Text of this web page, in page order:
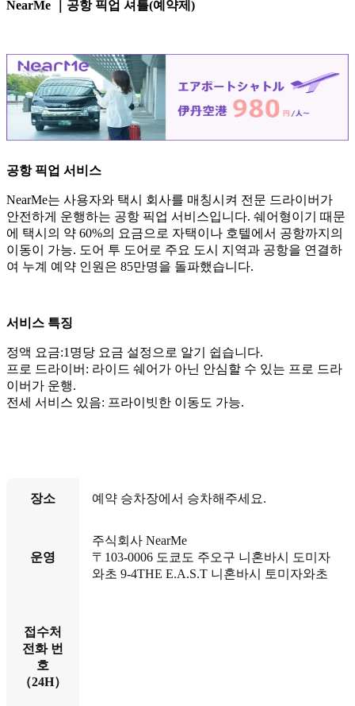
NearMe ｜공항 픽업 셔틀(예약제)
공항 픽업 서비스
NearMe는 사용자와 택시 회사를 매칭시켜 전문 드라이버가
안전하게 운행하는 공항 픽업 서비스입니다. 쉐어형이기 때문
에 택시의 약 60%의 요금으로 자택이나 호텔에서 공항까지의
이동이 가능. 도어 투 도어로 주요 도시 지역과 공항을 연결하
여 누계 예약 인원은 85만명을 돌파했습니다.
서비스 특징
정액 요금:1명당 요금 설정으로 알기 쉽습니다.
프로 드라이버: 라이드 쉐어가 아닌 안심할 수 있는 프로 드라
이버가 운행.
전세 서비스 있음: 프라이빗한 이동도 가능.
장소 예약 승차장에서 승차해주세요.
운영
주식회사 NearMe
〒103-0006 도쿄도 주오구 니혼바시 도미자
와초 9-4THE E.A.S.T 니혼바시 토미자와초
접수처
전화 번
호
（24H）